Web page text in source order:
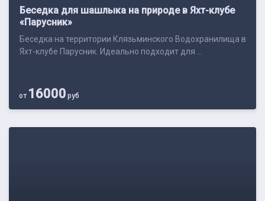
Беседка для шашлыка на природе в Яхт-клубе
«Парусник»
Беседка на территории Клязьминского Водохранилища в
Яхт-клубе Парусник. Идеально подходит для ...
от 16000 руб